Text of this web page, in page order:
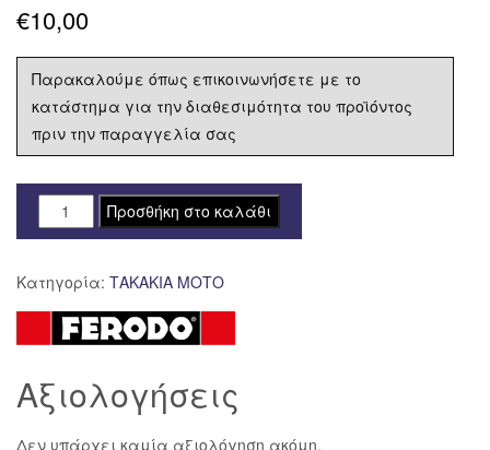
€10,00
Παρακαλούμε όπως επικοινωνήσετε με το
κατάστημα για την διαθεσιμότητα του προϊόντος
πριν την παραγγελία σας
FD-
FDB2292EF
ΤΑΚΑΚΙΑ
FERODO
FDB2292
FRICTION
Προσθήκη στο καλάθι
Κατηγορία: ΤΑΚΑΚΙΑ ΜΟΤΟ
Αξιολογήσεις
Δεν υπάρχει καμία αξιολόγηση ακόμη.